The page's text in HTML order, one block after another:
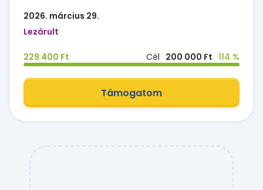
2026. március 29.
Lezárult
229 400 Ft Cél 200 000 Ft 114 %
Támogatom